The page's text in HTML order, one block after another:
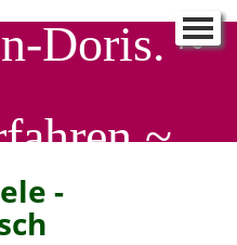
Doris. ~
~
-
▼